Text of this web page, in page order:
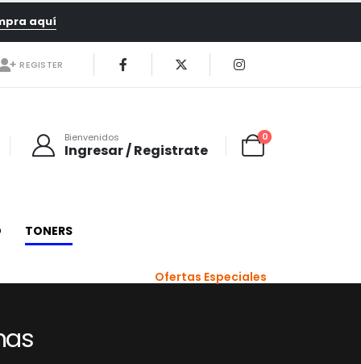
aquí
REGISTER
Bienvenidos
Ingresar / Registrate
0
TONERS
Ofertas Especiales